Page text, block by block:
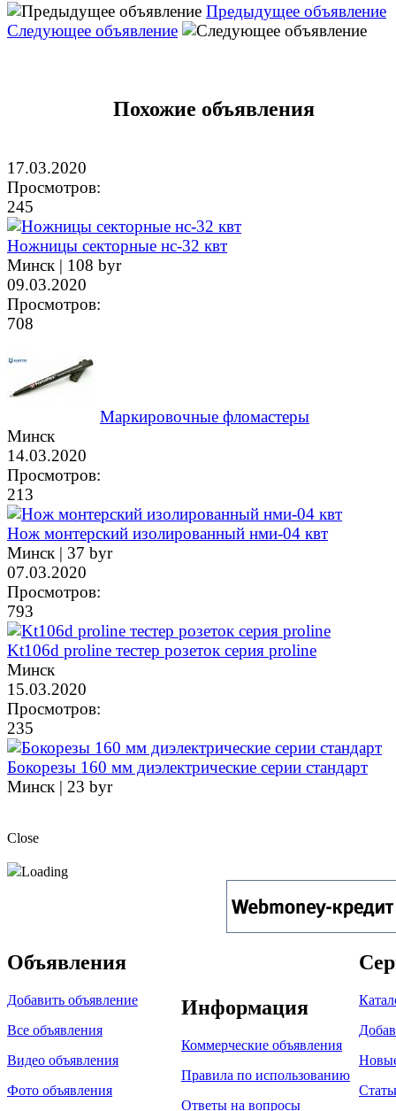
Предыдущее объявление
Следующее объявление
Похожие объявления
17.03.2020
Просмотров:
245
Ножницы секторные нс-32 квт
Минск | 108 byr
09.03.2020
Просмотров:
708
Маркировочные фломастеры
Минск
14.03.2020
Просмотров:
213
Нож монтерский изолированный нми-04 квт
Минск | 37 byr
07.03.2020
Просмотров:
793
Kt106d proline тестер розеток серия proline
Минск
15.03.2020
Просмотров:
235
Бокорезы 160 мм диэлектрические серии стандарт
Минск | 23 byr
Close
Loading
Объявления
Добавить объявление
Все объявления
Видео объявления
Фото объявления
Информация
Коммерческие объявления
Правила по использованию
Ответы на вопросы